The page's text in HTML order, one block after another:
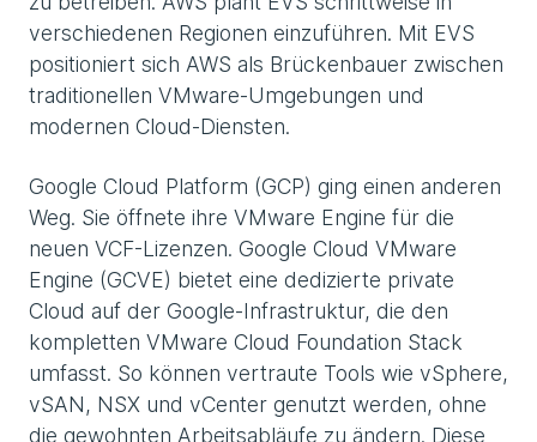
verschiedenen Regionen einzuführen. Mit EVS
positioniert sich AWS als Brückenbauer zwischen
traditionellen VMware-Umgebungen und
modernen Cloud-Diensten.
Google Cloud Platform (GCP) ging einen anderen
Weg. Sie öffnete ihre VMware Engine für die
neuen VCF-Lizenzen. Google Cloud VMware
Engine (GCVE) bietet eine dedizierte private
Cloud auf der Google-Infrastruktur, die den
kompletten VMware Cloud Foundation Stack
umfasst. So können vertraute Tools wie vSphere,
vSAN, NSX und vCenter genutzt werden, ohne
die gewohnten Arbeitsabläufe zu ändern. Diese